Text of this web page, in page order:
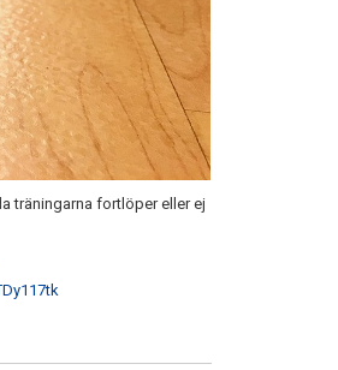
träningarna fortlöper eller ej